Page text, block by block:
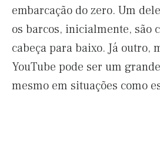
embarcação do zero. Um
os barcos, inicialmente, são
cabeça para baixo. Já outro,
YouTube pode ser um
mesmo em situações como